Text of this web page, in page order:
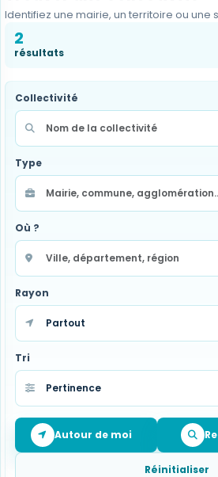
Identifiez une mairie, un territoire ou une
2
résultats
Collectivité
Type
Où ?
Rayon
Tri
Autour de moi
Réinitialiser